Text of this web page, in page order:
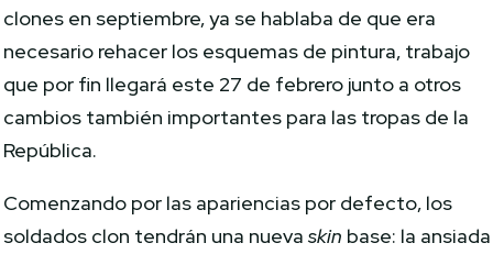
clones en septiembre, ya se hablaba de que era
necesario rehacer los esquemas de pintura, trabajo
que por fin llegará este 27 de febrero junto a otros
cambios también importantes para las tropas de la
República.
Comenzando por las apariencias por defecto, los
soldados clon tendrán una nuevaskin base: la ansiada